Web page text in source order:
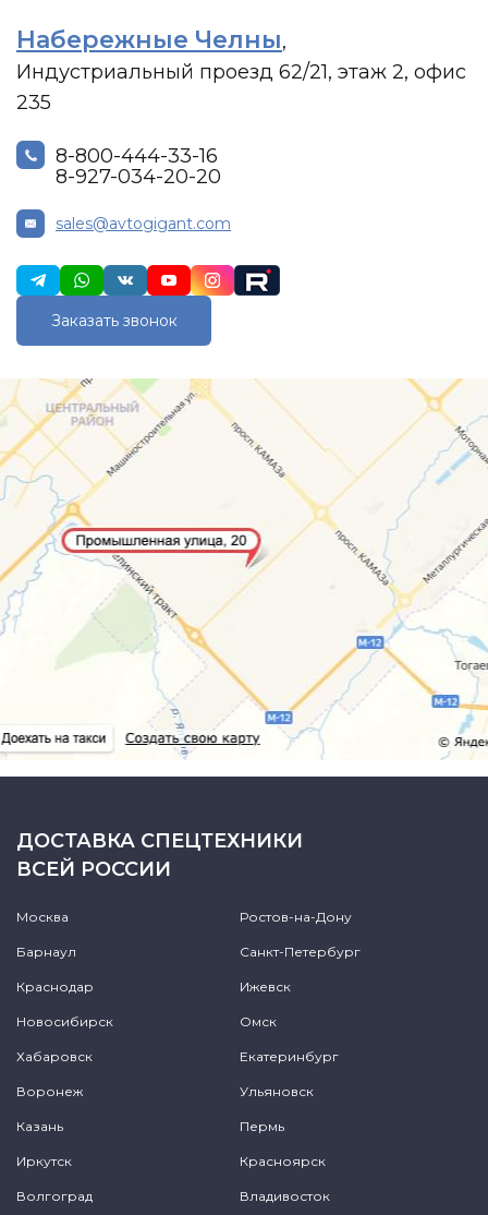
Набережные Челны,
Индустриальный проезд 62/21, этаж 2, офис
235
8-800-444-33-16
8-927-034-20-20
sales@avtogigant.com
Заказать звонок
ДОСТАВКА СПЕЦТЕХНИКИ
ВСЕЙ РОССИИ
Москва Ростов-на-Дону
Барнаул Санкт-Петербург
Краснодар Ижевск
Новосибирск Омск
Хабаровск Екатеринбург
Воронеж Ульяновск
Казань Пермь
Иркутск Красноярск
Волгоград Владивосток